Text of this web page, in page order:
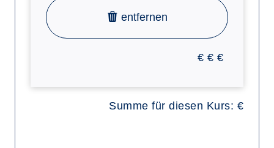
entfernen
€ € €
Summe für diesen Kurs: €